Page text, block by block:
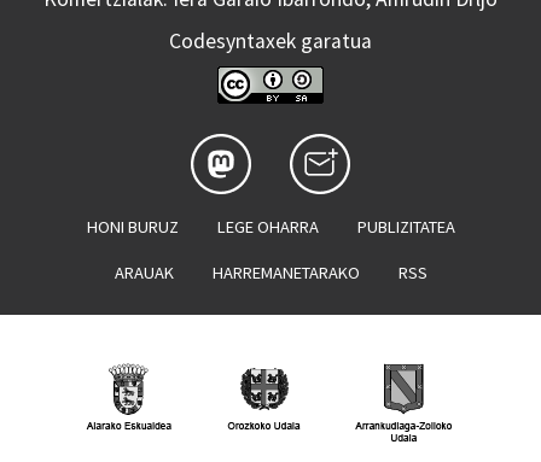
Codesyntaxek garatua
HONI BURUZ LEGE OHARRA PUBLIZITATEA
ARAUAK HARREMANETARAKO RSS